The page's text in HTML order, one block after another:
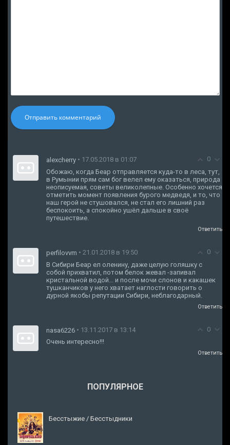
Отправить комментарий
0
alexcherry • 17.05.2018 в 01:07
Обожаю, когда Беар отправляется куда-то в леса, тут,
в Румынии прям сам бог велел ему оказаться, природа
неописуемая, советы великолепные. Особенно хочется
отметить момент появления бурого медведя, и то, что
наш герой не стушовался, не стал его лишний раз
беспокоить, а спокойно ушёл дальше в своё
путешествие.
Ответить
0
perfilovvm • 21.01.2018 в 19:50
В Сибири Беар ел оленину, даже целую голяшку с
собой прихватил, потом белок жевал -запивал
кристальной водой... и после мочи слонов и какашек
тушканчиков у него хватает наглости говорить о
дурной якобы репутации Сибири, неблагодарный.
Ответить
0
nasa6226 • 13.11.2017 в 13:14
Очень интересно!!!
Ответить
ПОПУЛЯРНОЕ
Бесстыжие / Бесстыдники